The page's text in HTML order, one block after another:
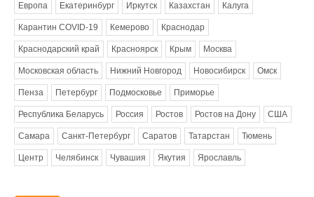
Европа Екатеринбург Иркутск Казахстан Калуга
Карантин COVID-19 Кемерово Краснодар
Краснодарский край Красноярск Крым Москва
Московская область Нижний Новгород Новосибирск Омск
Пенза Петербург Подмосковье Приморье
Республика Беларусь Россия Ростов Ростов на Дону США
Самара Санкт-Петербург Саратов Татарстан Тюмень
Центр Челябинск Чувашия Якутия Ярославль